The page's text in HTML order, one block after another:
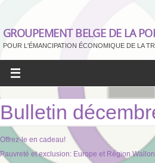
GROUPEMENT BELGE DE LA
POUR L'ÉMANCIPATION ÉCONOMIQUE DE LA
Bulletin
Offrez-le en cadeau!
Pauvreté et exclusion: Europe et Région